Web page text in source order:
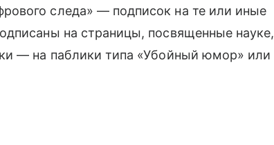
следа» — подписок на те или иные
на страницы, посвященные науке,
— на паблики типа «Убойный юмор» или